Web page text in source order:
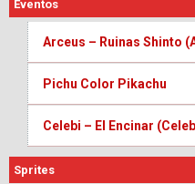
Eventos
Arceus – Ruinas Shinto
Pichu Color Pikachu
Celebi – El Encinar
Sprites